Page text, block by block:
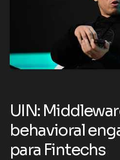
UIN:
behavioral
para Fintechs